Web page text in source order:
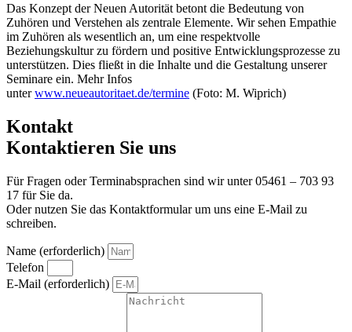
Das Konzept der Neuen Autorität betont die Bedeutung von
Zuhören und Verstehen als zentrale Elemente. Wir sehen Empathie
im Zuhören als wesentlich an, um eine respektvolle
Beziehungskultur zu fördern und positive Entwicklungsprozesse zu
unterstützen. Dies fließt in die Inhalte und die Gestaltung unserer
Seminare ein. Mehr Infos
unterwww.neueautoritaet.de/termine (Foto: M. Wiprich)
Kontakt
Kontaktieren Sie uns
Für Fragen oder Terminabsprachen sind wir unter 05461 – 703 93
17 für Sie da.
Oder nutzen Sie das Kontaktformular um uns eine E-Mail zu
schreiben.
Name (erforderlich)
Telefon
E-Mail (erforderlich)